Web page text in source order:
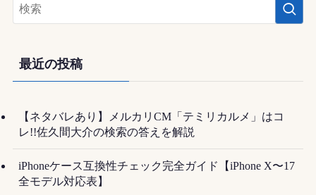
最近の投稿
【ネタバレあり】メルカリCM「テミリカルメ」はコ
レ!!佐久間大介の検索の答えを解説
iPhoneケース互換性チェック完全ガイド【iPhone X〜17
全モデル対応表】